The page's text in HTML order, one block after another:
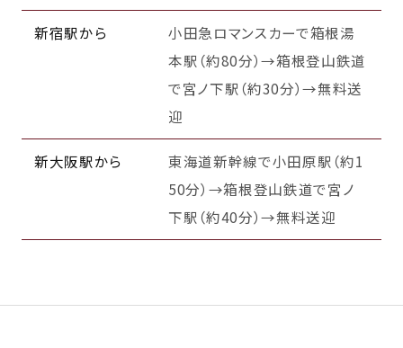
新宿駅から
小田急ロマンスカーで箱根湯
本駅（約80分）→箱根登山鉄道
で宮ノ下駅（約30分）→無料送
迎
新大阪駅から
東海道新幹線で小田原駅（約1
50分）→箱根登山鉄道で宮ノ
下駅（約40分）→無料送迎